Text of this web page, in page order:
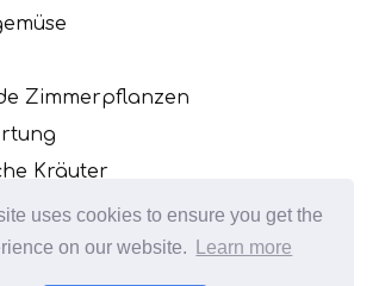
uses cookies to ensure you get the
on our website.
Learn more
und nützliche Artikel zum
Zimmerpflanzen
Kräuter